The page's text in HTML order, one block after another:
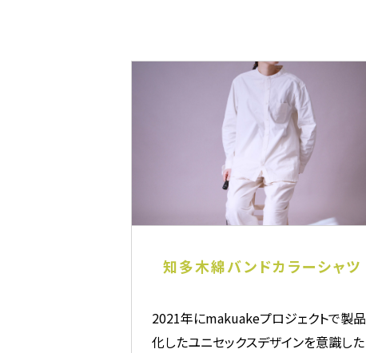
知多木綿バンドカラーシャツ
2021年にmakuakeプロジェクトで製品
化したユニセックスデザインを意識した